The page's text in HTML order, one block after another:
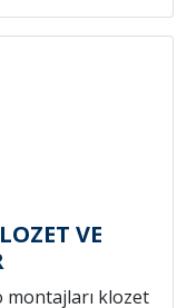
VE
montajları klozet